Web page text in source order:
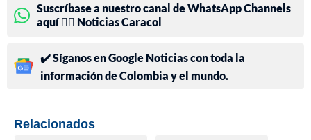
Suscríbase a nuestro canal de WhatsApp Channels
aquí 👉🏻 Noticias Caracol
✔️ Síganos en Google Noticias con toda la
información de Colombia y el mundo.
Relacionados